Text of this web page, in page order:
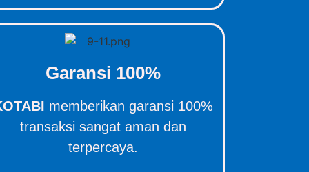
Garansi 100%
memberikan garansi 100%
transaksi sangat aman dan
terpercaya.